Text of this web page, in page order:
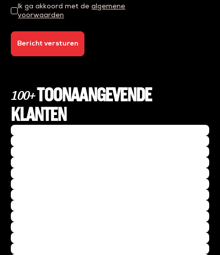
Ik ga akkoord met dealgemene
voorwaarden
Bericht versturen
100+TOONAANGEVENDE
KLANTEN